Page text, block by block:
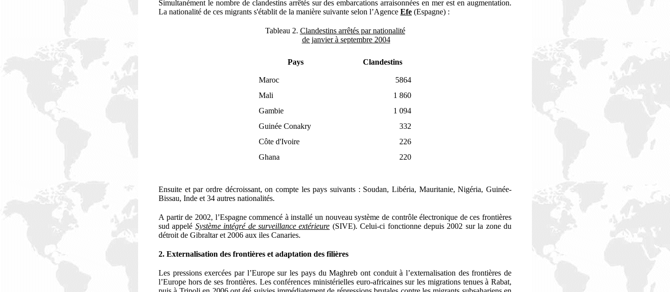
Simultanément le nombre de clandestins arrêtés sur des embarcations arraisonnées en mer est en augmentation.
La nationalité de ces migrants s'établit de la manière suivante selon l’Agence Efe (Espagne) :
Tableau 2. Clandestins arrêtés par nationalité
de janvier à septembre 2004
Pays Clandestins
Maroc
5864
Mali
1 860
Gambie
1 094
Guinée Conakry
332
Côte d'Ivoire
226
Ghana
220
Ensuite et par ordre décroissant, on compte les pays suivants : Soudan, Libéria, Mauritanie, Nigéria, Guinée-
Bissau, Inde et 34 autres nationalités.
A partir de 2002, l’Espagne commencé à installé un nouveau système de contrôle électronique de ces frontières
sud appelé Système intégré de surveillance extérieure (SIVE). Celui-ci fonctionne depuis 2002 sur la zone du
détroit de Gibraltar et 2006 aux iles Canaries.
2. Externalisation des frontières et adaptation des filières
Les pressions exercées par l’Europe sur les pays du Maghreb ont conduit à l’externalisation des frontières de
l’Europe hors de ses frontières. Les conférences ministérielles euro-africaines sur les migrations tenues à Rabat,